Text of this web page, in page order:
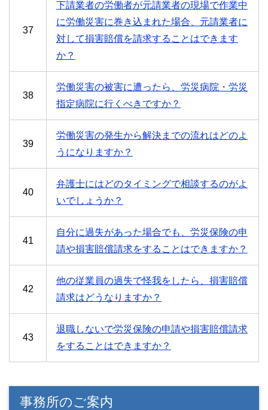
37
下請業者の労働者が元請業者の現場で作業中
に労働災害に巻き込まれた場合、元請業者に
対して損害賠償を請求することはできます
か？
38
労働災害の被害に遭ったら、労災病院・労災
指定病院に行くべきですか？
39
労働災害の発生から解決までの流れはどのよ
うになりますか？
40
弁護士にはどのタイミングで相談するのがよ
いでしょうか？
41
自分に過失があった場合でも、労災保険の申
請や損害賠償請求をすることはできますか？
42
他の従業員の過失で怪我をしたら、損害賠償
請求はどうなりますか？
43
退職しないで労災保険の申請や損害賠償請求
をすることはできますか？
事務所のご案内